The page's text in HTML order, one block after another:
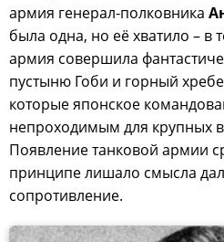
армия генерал-полковника
была одна, но её хватило – в
армия совершила
пустыню Гоби и горный
которые японское
непроходимым для крупных
Появление танковой армии
принципе лишало смысла
сопротивление.